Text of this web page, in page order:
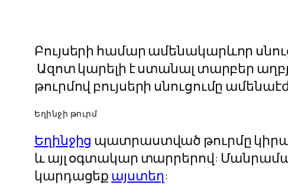
Բույսերի համար ամենակարևոր
Ազոտ կարելի է ստանալ տարբեր
թուրմով բույսերի սնուցումը
Եղինջի թուրմ
Եղինջից պատրաստված թուրմը
և այլ օգտակար տարրերով:
կարդացեք այստեղ: